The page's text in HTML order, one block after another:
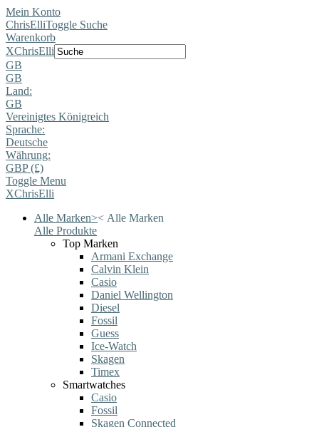
Mein Konto
ChrisElliToggle Suche
Warenkorb
XChrisElli
GB
GB
Land:
GB
Vereinigtes Königreich
Sprache:
Deutsche
Währung:
GBP (£)
Toggle Menu
XChrisElli
Alle Marken>< Alle Marken
Alle Produkte
Top Marken
Armani Exchange
Calvin Klein
Casio
Daniel Wellington
Diesel
Fossil
Guess
Ice-Watch
Skagen
Timex
Smartwatches
Casio
Fossil
Skagen Connected